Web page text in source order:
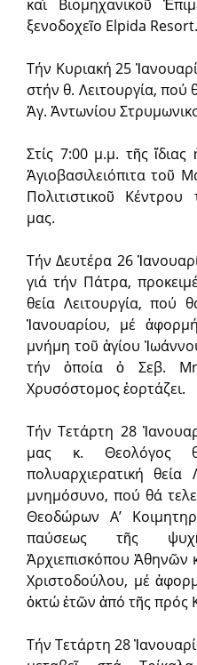
καὶ Βι­ο­μη­χα­νι­κοῦ
ξενοδοχεῖο Elpida Resort.
Τήν Κυριακή 25
στήν θ. Λειτουργία, πού
Ἁγ. Ἀντωνίου
Στίς 7:00 μ.μ. τῆς
Ἁγιοβασιλειόπιτα τοῦ
Πολιτιστικοῦ
μας.
Τήν Δευτέρα 26
γιά τήν Πάτρα,
θεία Λειτουργία, πού
Ἰανουαρίου, μέ
μνήμη τοῦ ἁγίου
τήν ὁποία ὁ Σεβ.
Χρυσόστομος ἑορτάζει.
Τήν Τετάρτη 28
μας κ. Θεολόγος
πολυαρχιερατική θεία
μνη­μόσυ­νο, πού θά
Θε­ο­δώ­ρων Α’
παύσεως τῆς
Ἀρχιεπισκόπου Ἀθηνῶν
Χριστοδούλου, μέ
ὀκτώ ἐτῶν ἀπό τῆς πρός
Τήν Τετάρτη 28